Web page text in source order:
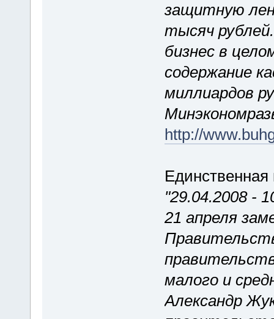
защитную
тысяч
бизнес в
содержание
миллиардов
http://
"29.04.2008 -
21 апреля
малого и
Александр